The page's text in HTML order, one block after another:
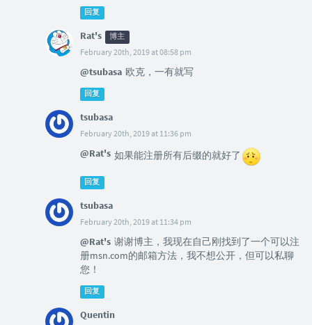
回复
Rat's 博主
February 20th, 2019 at 08:58 pm
@tsubasa 欧克，一有就写
回复
tsubasa
February 20th, 2019 at 11:36 pm
@Rat's 如果能注册所有后缀的就好了
回复
tsubasa
February 20th, 2019 at 11:34 pm
@Rat's 谢谢博主，我现在自己刚找到了一个可以注
册msn.com的邮箱方法，我不想公开，但可以私聊
您！
回复
Quentin